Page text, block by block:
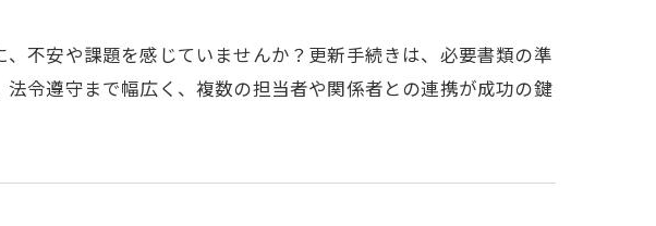
不安や課題を感じていませんか？更新手続きは、必要書類の準
令遵守まで幅広く、複数の担当者や関係者との連携が成功の鍵